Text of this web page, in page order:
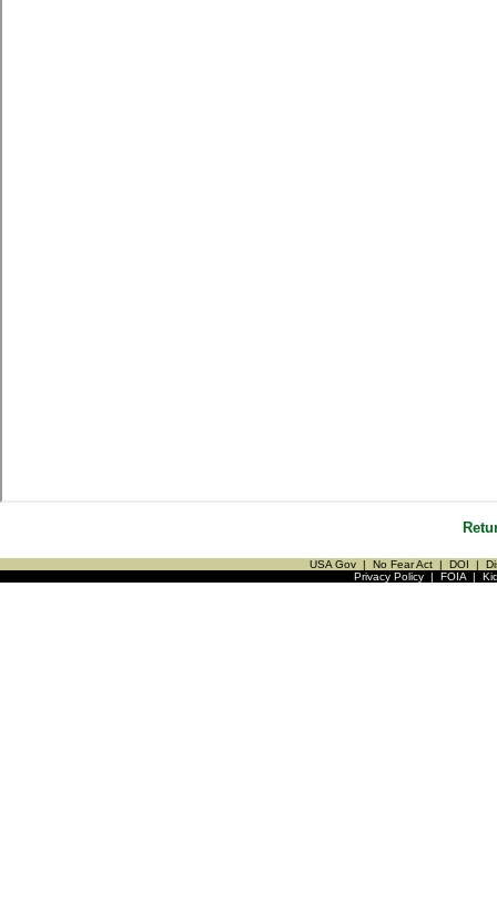
USA Gov | No Fear Act | DOI |
Privacy Policy| FOIA|